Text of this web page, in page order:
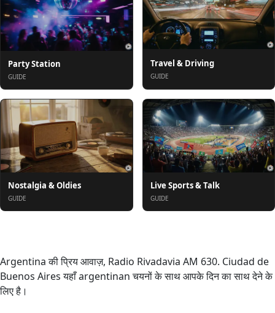
Party Station
GUIDE
Travel & Driving
GUIDE
Nostalgia & Oldies
GUIDE
Live Sports & Talk
GUIDE
Argentina की प्रिय आवाज़, Radio Rivadavia AM 630. Ciudad de
Buenos Aires यहाँ argentinan चयनों के साथ आपके दिन का साथ देने के
लिए है।